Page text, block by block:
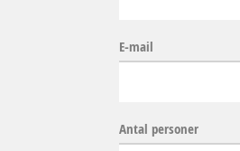
E-mail
Antal personer